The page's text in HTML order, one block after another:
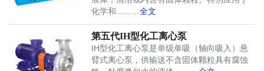
化学和...…… 全文
第五代IH型化工离心泵
IH型化工离心泵是单级单吸（轴向吸入）悬
臂式离心泵，供输送不含固体颗粒具有腐蚀